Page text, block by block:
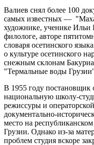
Валиев снял более 100
самых известных —
художнике, ученике
филологе, авторе
словаря осетинского
о культуре осетинского
снежным склонам
"Термальные воды
В 1955 году постановщик
национальную школу-
режиссуры и
документально-
место на
Грузии. Однако из-за
проблем студия вскоре